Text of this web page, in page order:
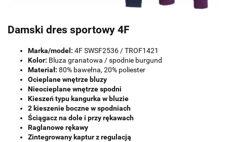
Damski dres sportowy 4F
Marka/model: 4F SWSF2536 / TROF1421
Kolor: Bluza granatowa / spodnie burgund
Materiał: 80% bawełna, 20% poliester
Ocieplane wnętrze bluzy
Nieocieplane wnętrze spodni
Kieszeń typu kangurka w bluzie
2 kieszenie boczne w spodniach
Ściągacz na dole i przy rękawach
Raglanowe rękawy
Zintegrowany kaptur z regulacją